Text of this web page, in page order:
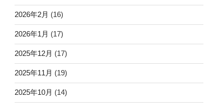
2026年2月 (16)
2026年1月 (17)
2025年12月 (17)
2025年11月 (19)
2025年10月 (14)